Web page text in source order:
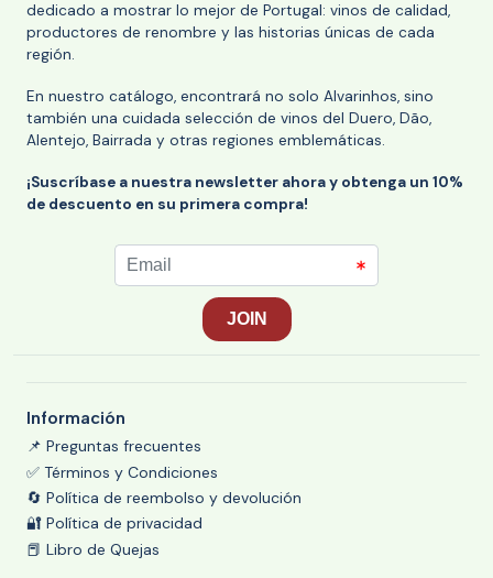
dedicado a mostrar lo mejor de Portugal: vinos de calidad,
productores de renombre y las historias únicas de cada
región.
En nuestro catálogo, encontrará no solo Alvarinhos, sino
también una cuidada selección de vinos del Duero, Dão,
Alentejo, Bairrada y otras regiones emblemáticas.
¡Suscríbase a nuestra newsletter ahora y obtenga un 10%
de descuento en su primera compra!
Información
📌 Preguntas frecuentes
✅ Términos y Condiciones
🔄 Política de reembolso y devolución
🔐 Política de privacidad
📕 Libro de Quejas